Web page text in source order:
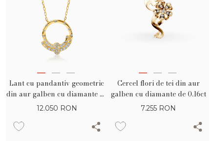
Lant cu pandantiv geometric
din aur galben cu diamante de
0.23ct
12.050 RON
Cercel flori de tei din aur
galben cu diamante de 0.16ct
7.255 RON